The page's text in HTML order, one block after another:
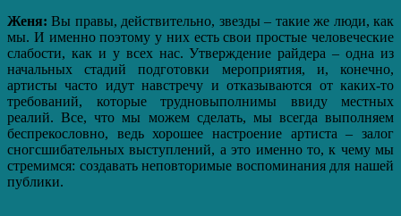
Женя: Вы правы, действительно, звезды – такие же люди, как
мы. И именно поэтому у них есть свои простые человеческие
слабости, как и у всех нас. Утверждение райдера – одна из
начальных стадий подготовки мероприятия, и, конечно,
артисты часто идут навстречу и отказываются от каких-то
требований, которые трудновыполнимы ввиду местных
реалий. Все, что мы можем сделать, мы всегда выполняем
беспрекословно, ведь хорошее настроение артиста – залог
сногсшибательных выступлений, а это именно то, к чему мы
стремимся: создавать неповторимые воспоминания для нашей
публики.